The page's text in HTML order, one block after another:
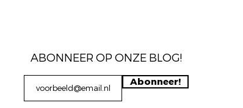
ABONNEER OP ONZE BLOG!
Abonneer!